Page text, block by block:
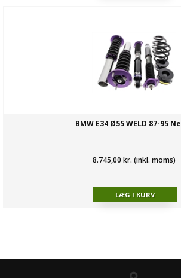
BMW E34 Ø55 WELD 87-95
8.745,00 kr. (inkl. moms)